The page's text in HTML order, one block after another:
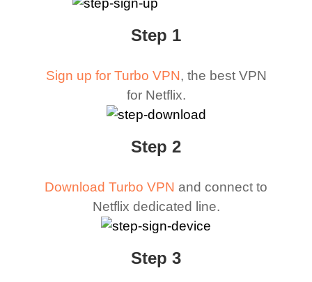
Step 1
Sign up for Turbo VPN, the best VPN
for Netflix.
Step 2
Download Turbo VPN and connect to
Netflix dedicated line.
Step 3